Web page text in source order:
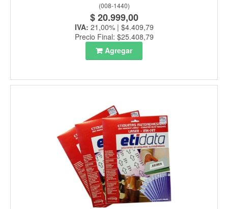
(008-1440)
$ 20.999,00
IVA: 21,00% | $4.409,79
Precio Final: $25.408,79
Agregar